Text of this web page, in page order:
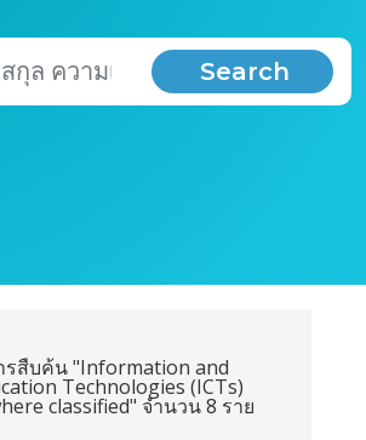
Search
รสืบค้น "Information and
Technologies (ICTs)
classified" จำนวน 8 ราย